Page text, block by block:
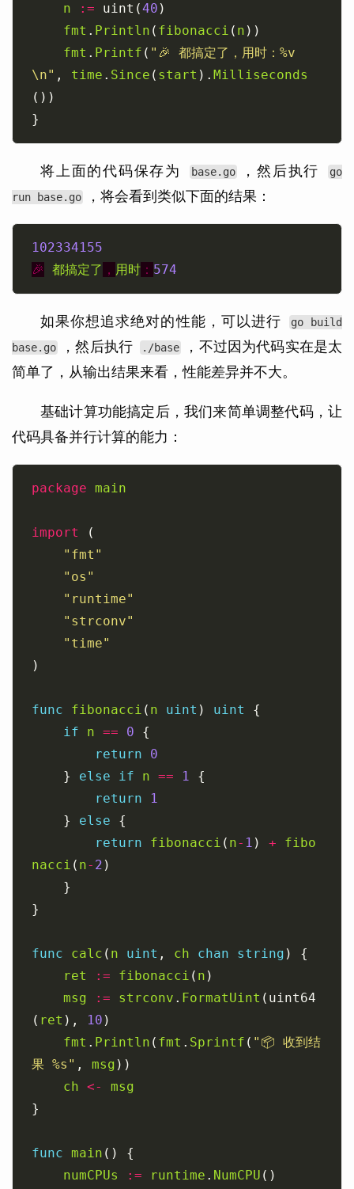
n
:= uint(40
fmt . Println ( fibonacci ( n
fmt . Printf ( "🎉 都搞定了，用时：%v
\n" , time . Since ( start ). Milliseconds
将上面的代码保存为 base.go ，然后执行
go
run base.go
，将会看到类似下面的结果：
102334155
🎉
都搞定了 ， 用时 ： 574
如果你想追求绝对的性能，可以进行
go build
base.go
，然后执行 ./base
，不过因为代码实在是太
简单了，从输出结果来看，性能差异并不大。
基础计算功能搞定后，我们来简单调整代码，让
代码具备并行计算的能力：
package main
import
"fmt"
"os"
"runtime"
"strconv"
"time"
func fibonacci ( n uint ) uint
if
n == 0
return
0
	}
else if n == 1
return
1
	}
else
return
fibonacci ( n- 1 ) +
fibo
nacci ( n- 2
func calc ( n uint , ch chan string
ret
:= fibonacci ( n
msg
:= strconv . FormatUint (uint64
( ret ), 10
fmt . Println ( fmt . Sprintf ( "📦 收到结
果 %s" , msg
ch <-
msg
func main
numCPUs
:= runtime . NumCPU